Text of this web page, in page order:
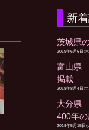
新
茨城県
2019年6月6日(
富山県
掲載
2018年8月4日(
大分県
400年
2018年5月15日(